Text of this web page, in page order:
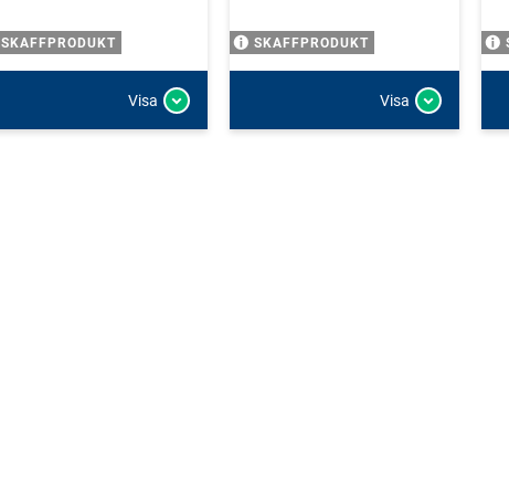
SKAFFPRODUKT
Visa
SKAFFPRODUKT
Visa